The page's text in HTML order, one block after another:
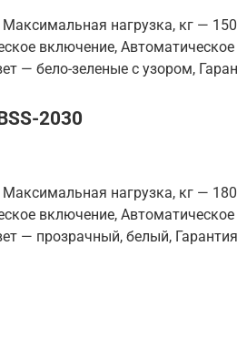
нагрузка, кг —
включение,
— бело-зеленые с узором,
2030
нагрузка, кг —
включение,
— прозрачный, белый,